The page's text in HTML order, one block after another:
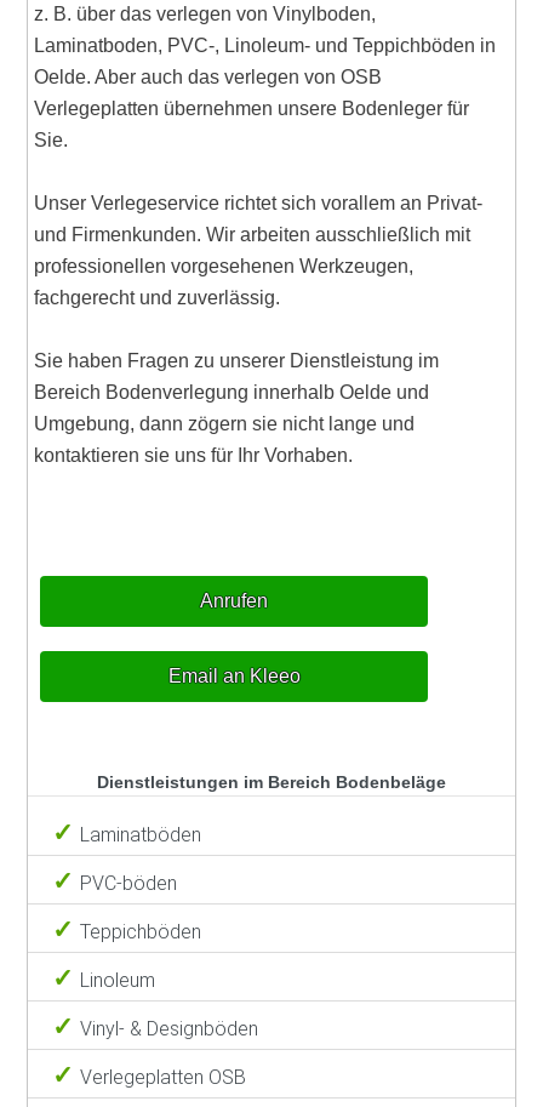
z. B. über das verlegen von Vinylboden,
Laminatboden, PVC-, Linoleum- und Teppichböden in
Oelde. Aber auch das verlegen von OSB
Verlegeplatten übernehmen unsere Bodenleger für
Sie.
Unser Verlegeservice richtet sich vorallem an Privat-
und Firmenkunden. Wir arbeiten ausschließlich mit
professionellen vorgesehenen Werkzeugen,
fachgerecht und zuverlässig.
Sie haben Fragen zu unserer Dienstleistung im
Bereich Bodenverlegung innerhalb Oelde und
Umgebung, dann zögern sie nicht lange und
kontaktieren sie uns für Ihr Vorhaben.
Anrufen
Email an Kleeo
Dienstleistungen im Bereich Bodenbeläge
Laminatböden
PVC-böden
Teppichböden
Linoleum
Vinyl- & Designböden
Verlegeplatten OSB